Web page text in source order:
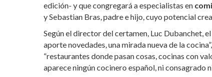
edición- y que congregará a especialistas en
y Sebastian Bras, padre e hijo, cuyo potencial
Según el director del certamen, Luc Dubanchet,
aporte novedades, una mirada nueva de la
“restaurantes donde pasan cosas, cocinas con
aparece ningún cocinero español, ni consagrado